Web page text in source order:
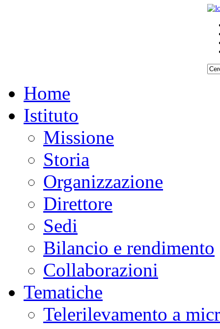
Home
Istituto
Missione
Storia
Organizzazione
Direttore
Sedi
Bilancio e rendimento
Collaborazioni
Tematiche
Telerilevamento a